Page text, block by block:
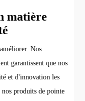
matière
Nos
garantissent que nos
et d'innovation les
nos produits de pointe